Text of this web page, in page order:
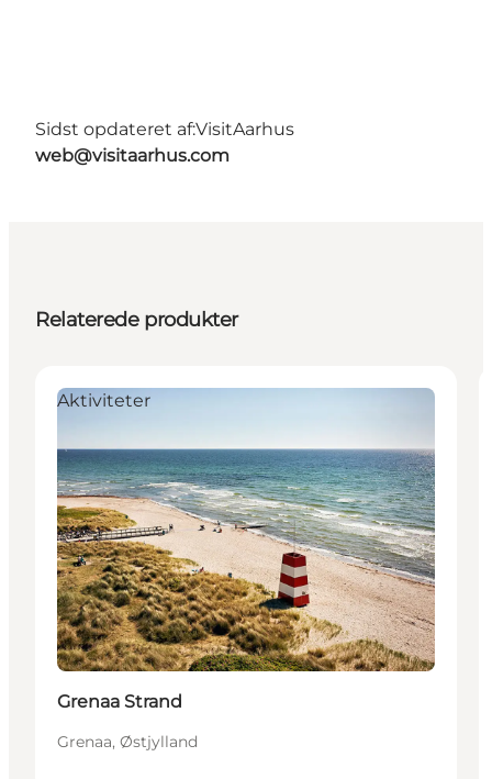
Sidst opdateret af:VisitAarhus
web@visitaarhus.com
Relaterede produkter
Aktiviteter
Grenaa Strand
Grenaa, Østjylland